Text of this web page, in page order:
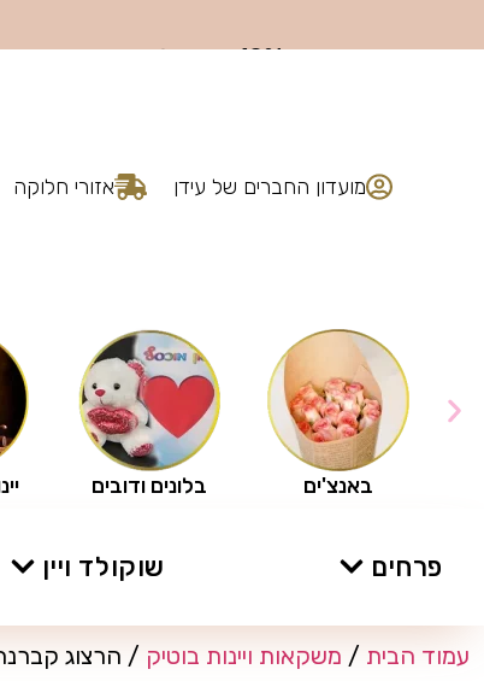
מועדון החברים של עידן אזורי חלוקה
בלונים ודובים באנצ'ים
פרחים שוקולד ויין
עמוד הבית / משקאות ויינות בוטיק / הרצוג קברנה